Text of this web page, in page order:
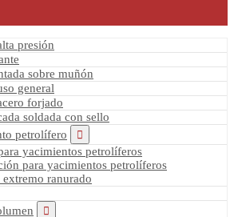
presión
sobre muñón
general
forjado
soldada con sello
petrolífero
yacimientos petrolíferos
para yacimientos petrolíferos
ranurado